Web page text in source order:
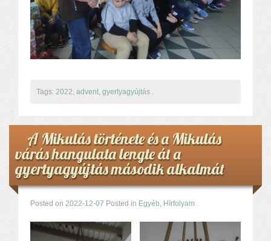
Tags: 2022, advent, gyertyagyújtás .
A Mikulás története és a Mikulás
várás hangulata lengte át a
gyertyagyújtás második alkalmát
Posted on 2022-12-07 Posted in Egyéb, Hírfolyam .